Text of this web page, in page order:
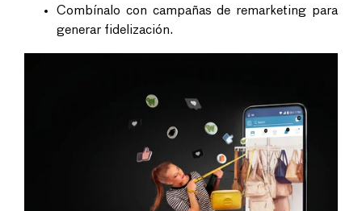
Combínalo con campañas de remarketing para
generar fidelización.